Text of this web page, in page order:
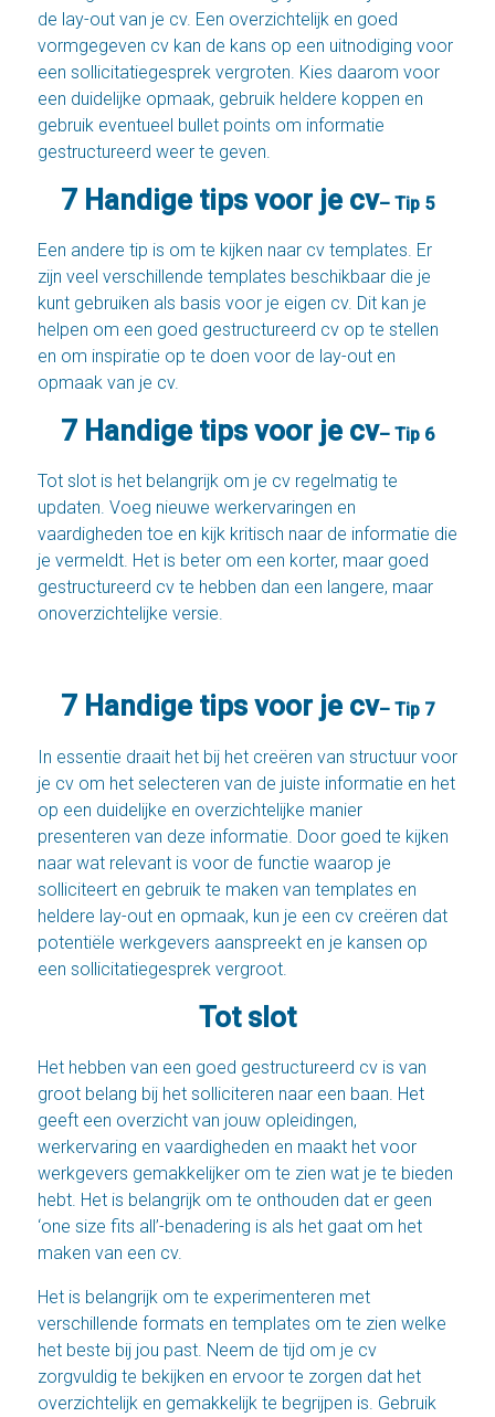
de lay-out van je cv. Een overzichtelijk en goed
vormgegeven cv kan de kans op een uitnodiging voor
een sollicitatiegesprek vergroten. Kies daarom voor
een duidelijke opmaak, gebruik heldere koppen en
gebruik eventueel bullet points om informatie
gestructureerd weer te geven.
7 Handige tips voor je cv– Tip 5
Een andere tip is om te kijken naar cv templates. Er
zijn veel verschillende templates beschikbaar die je
kunt gebruiken als basis voor je eigen cv. Dit kan je
helpen om een goed gestructureerd cv op te stellen
en om inspiratie op te doen voor de lay-out en
opmaak van je cv.
7 Handige tips voor je cv– Tip 6
Tot slot is het belangrijk om je cv regelmatig te
updaten. Voeg nieuwe werkervaringen en
vaardigheden toe en kijk kritisch naar de informatie die
je vermeldt. Het is beter om een korter, maar goed
gestructureerd cv te hebben dan een langere, maar
onoverzichtelijke versie.
7 Handige tips voor je cv– Tip 7
In essentie draait het bij het creëren van structuur voor
je cv om het selecteren van de juiste informatie en het
op een duidelijke en overzichtelijke manier
presenteren van deze informatie. Door goed te kijken
naar wat relevant is voor de functie waarop je
solliciteert en gebruik te maken van templates en
heldere lay-out en opmaak, kun je een cv creëren dat
potentiële werkgevers aanspreekt en je kansen op
een sollicitatiegesprek vergroot.
Tot slot
Het hebben van een goed gestructureerd cv is van
groot belang bij het solliciteren naar een baan. Het
geeft een overzicht van jouw opleidingen,
werkervaring en vaardigheden en maakt het voor
werkgevers gemakkelijker om te zien wat je te bieden
hebt. Het is belangrijk om te onthouden dat er geen
‘one size fits all’-benadering is als het gaat om het
maken van een cv.
Het is belangrijk om te experimenteren met
verschillende formats en templates om te zien welke
het beste bij jou past. Neem de tijd om je cv
zorgvuldig te bekijken en ervoor te zorgen dat het
overzichtelijk en gemakkelijk te begrijpen is. Gebruik